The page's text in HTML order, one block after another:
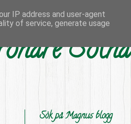
Solna
Sök på Magnus blogg
IP address and user-agent
of service, generate usage